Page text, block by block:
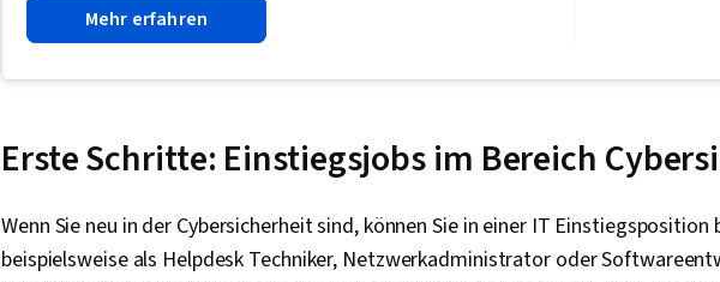
Mehr erfahren
Detection
Management
Vorfälle,
Präsenz,
Erste Schritte: Einstiegsjobs im Bereich
Wenn Sie neu in der Cybersicherheit sind, können Sie in einer IT Einstiegsposition
beispielsweise als Helpdesk Techniker, Netzwerkadministrator oder